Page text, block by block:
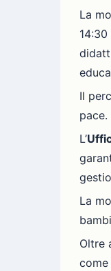
La
14:30
Il
L’
La
Oltre